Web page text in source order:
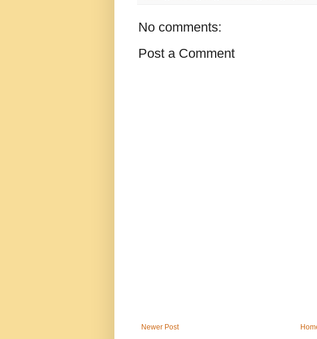
No comments:
Post a Comment
Newer Post